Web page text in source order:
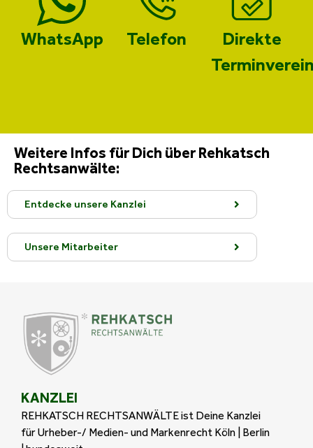
WhatsApp Telefon
Direkte
Weitere Infos für Dich über Rehkatsch
Rechtsanwälte:
Entdecke unsere Kanzlei
Unsere Mitarbeiter
KANZLEI
REHKATSCH RECHTSANWÄLTE ist Deine Kanzlei
für Urheber-/ Medien- und Markenrecht Köln | Berlin